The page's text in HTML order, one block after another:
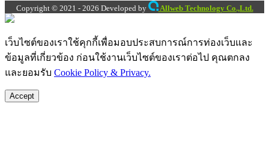
Copyright © 2021 - 2026 Developed by Allweb Technology Co.,Ltd.
เว็บไซต์ของเราใช้คุกกี้เพื่อมอบประสบการณ์การท่องเว็บและ
ข้อมูลที่เกี่ยวข้อง ก่อนใช้งานเว็บไซต์ของเราต่อไป คุณตกลง
และยอมรับ Cookie Policy & Privacy.
Accept